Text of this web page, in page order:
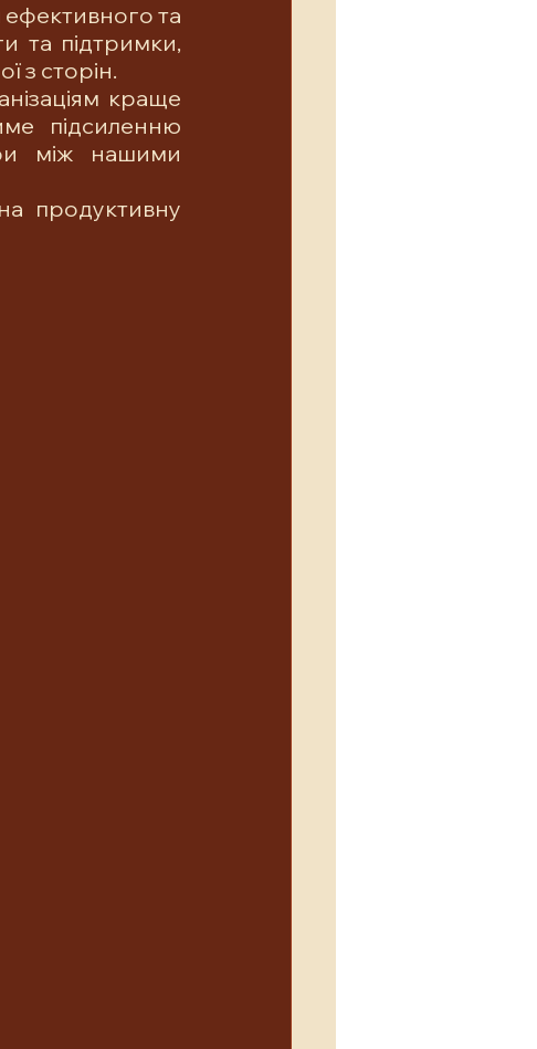
та
та підтримки,
з сторін.
краще
підсиленню
між нашими
продуктивну